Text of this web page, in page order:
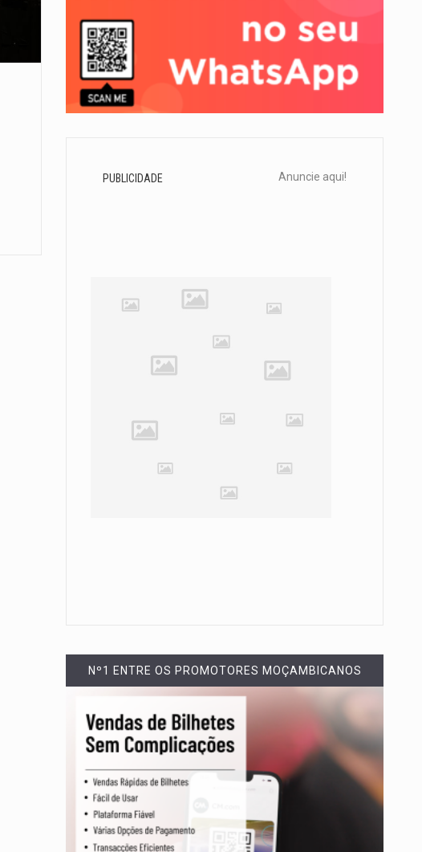
PUBLICIDADE Anuncie aqui!
Nº1 ENTRE OS PROMOTORES MOÇAMBICANOS